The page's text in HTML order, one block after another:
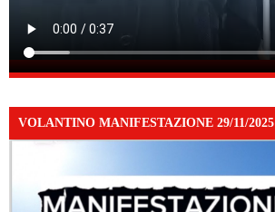
VOLANTINO MANIFESTAZIONE 29/11/2025